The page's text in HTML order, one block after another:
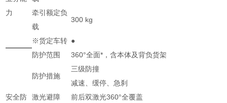
力
牵引额定负
载
300 kg
※货定车转 ●
安全防
防护范围 360°全面*，含本体及背负货架
防护措施
三级防撞
减速、缓停、急刹
激光避障
前后双激光360°全覆盖